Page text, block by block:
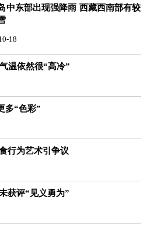
中东部出现强降雨 西藏西南部有较
18
温依然很“高冷”
多“色彩”
行为艺术引争议
获评“见义勇为”